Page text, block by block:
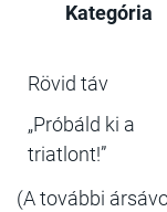
Kategória
Rövid táv
„Próbáld ki a
triatlont!”
(A további